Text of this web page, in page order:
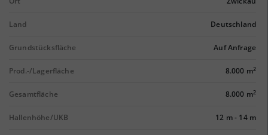
Land Deutschland
Grundstücksfläche Auf Anfrage
Prod.-/Lagerfläche 8.000 m2
Gesamtfläche 8.000 m2
Hallenhöhe/UKB 12 m- 14 m